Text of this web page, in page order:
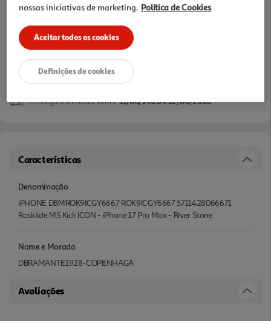
39,99 €
Entrega estimada entre11/08/2026 e 12/08/2026
Características
Denominação
iPHONE DBMROK9ICGY6667 ROK9ICGY6667 5711428066671
Roskilde MS Kick ICON - iPhone 17 Pro Max - River Stone
Nome e Morada
DBRAMANTE1928-COPENHAGA
Avaliações
nossas iniciativas de marketing. Política de Cookies
Aceitar todos os cookies
Definições de cookies